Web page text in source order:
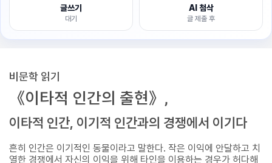
글쓰기
대기
AI 첨삭
글 제출 후
비문학 읽기
《이타적 인간의 출현》,
이타적 인간, 이기적 인간과의 경쟁에서 이기다
흔히 인간은 이기적인 동물이라고 말한다. 작은 이익에 안달하고 치
열한 경쟁에서 자신의 이익을 위해 타인을 이용하는 경우가 허다해